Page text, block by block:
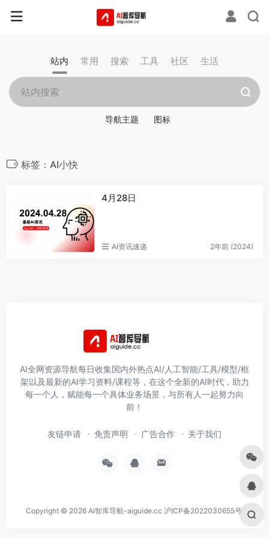
站内 常用 搜索 工具 社区 生活
导航主题 图标
标签：AI小快
4月28日
AI资讯速递 2年前 (2024)
AI全网资源导航每日收集国内外热点AI/人工智能/工具/模型/框
架以及最新的AI学习资料/课程等，在这个全新的AI时代，助力
每一个人，赋能每一个具体业务场景，与所有人一起努力向
前！
友链申请 免责声明 广告合作 关于我们
Copyright © 2026 AI智库导航-aiguide.cc 沪ICP备2022030655号